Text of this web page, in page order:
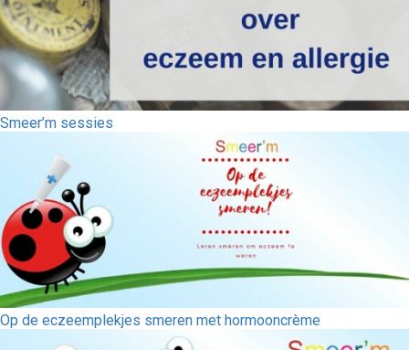
Smeer’m sessies
Op de eczeemplekjes smeren met hormooncrème